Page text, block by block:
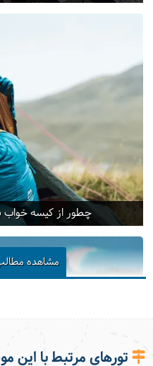
چطور از کیسه خواب
مشاهده
تورهای مرتبط با این